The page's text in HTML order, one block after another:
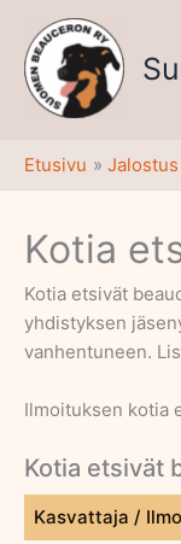
sisältöön
Etusivu Jalostus
Kotia
Kotia etsivät
yhdistyksen
vanhentuneen.
Ilmoituksen kotia
Kotia etsivät
Kasvattaja /